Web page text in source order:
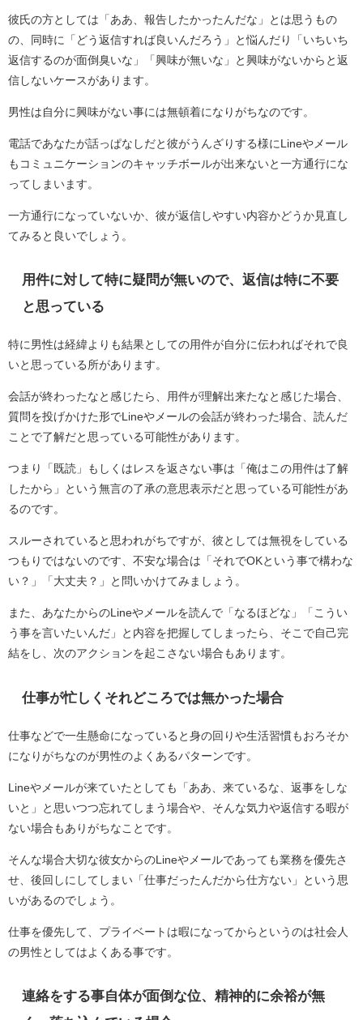
彼氏の方としては「ああ、報告したかったんだな」とは思うもの
の、同時に「どう返信すれば良いんだろう」と悩んだり「いちいち
返信するのが面倒臭いな」「興味が無いな」と興味がないからと返
信しないケースがあります。
男性は自分に興味がない事には無頓着になりがちなのです。
電話であなたが話っぱなしだと彼がうんざりする様にLineやメール
もコミュニケーションのキャッチボールが出来ないと一方通行にな
ってしまいます。
一方通行になっていないか、彼が返信しやすい内容かどうか見直し
てみると良いでしょう。
用件に対して特に疑問が無いので、返信は特に不要
と思っている
特に男性は経緯よりも結果としての用件が自分に伝わればそれで良
いと思っている所があります。
会話が終わったなと感じたら、用件が理解出来たなと感じた場合、
質問を投げかけた形でLineやメールの会話が終わった場合、読んだ
ことで了解だと思っている可能性があります。
つまり「既読」もしくはレスを返さない事は「俺はこの用件は了解
したから」という無言の了承の意思表示だと思っている可能性があ
るのです。
スルーされていると思われがちですが、彼としては無視をしている
つもりではないのです、不安な場合は「それでOKという事で構わな
い？」「大丈夫？」と問いかけてみましょう。
また、あなたからのLineやメールを読んで「なるほどな」「こうい
う事を言いたいんだ」と内容を把握してしまったら、そこで自己完
結をし、次のアクションを起こさない場合もあります。
仕事が忙しくそれどころでは無かった場合
仕事などで一生懸命になっていると身の回りや生活習慣もおろそか
になりがちなのが男性のよくあるパターンです。
Lineやメールが来ていたとしても「ああ、来ているな、返事をしな
いと」と思いつつ忘れてしまう場合や、そんな気力や返信する暇が
ない場合もありがちなことです。
そんな場合大切な彼女からのLineやメールであっても業務を優先さ
せ、後回しにしてしまい「仕事だったんだから仕方ない」という思
いがあるのでしょう。
仕事を優先して、プライベートは暇になってからというのは社会人
の男性としてはよくある事です。
連絡をする事自体が面倒な位、精神的に余裕が無